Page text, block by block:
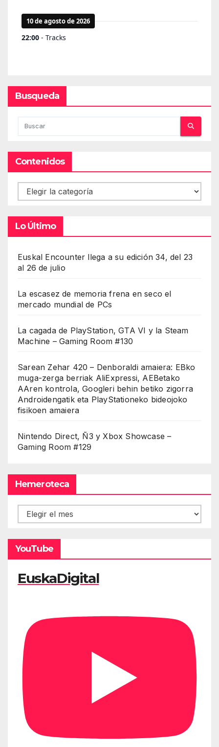
Busqueda
Contenidos
Contenidos
Lo Último
Euskal Encounter llega a su edición 34, del 23
al 26 de julio
La escasez de memoria frena en seco el
mercado mundial de PCs
La cagada de PlayStation, GTA VI y la Steam
Machine – Gaming Room #130
Sarean Zehar 420 – Denboraldi amaiera: EBko
muga-zerga berriak AliExpressi, AEBetako
AAren kontrola, Googleri behin betiko zigorra
Androidengatik eta PlayStationeko bideojoko
fisikoen amaiera
Nintendo Direct, Ñ3 y Xbox Showcase –
Gaming Room #129
Hemeroteca
Hemeroteca
YouTube
EuskaDigital